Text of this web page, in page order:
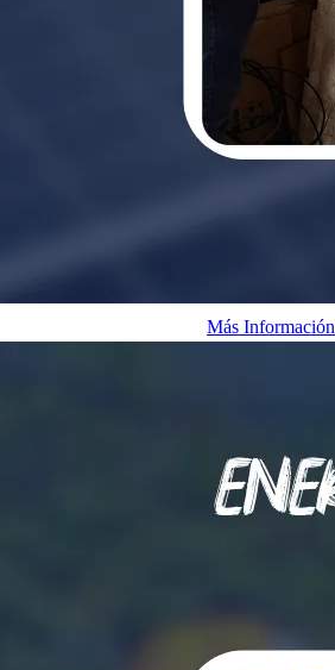
Más Información